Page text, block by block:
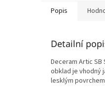
Popis
Detailní
Deceram Artic SB
obklad je vhodný
lesklým